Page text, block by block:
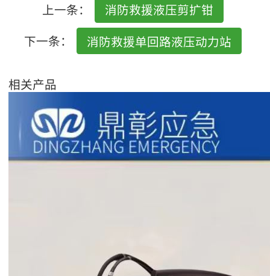
上一条：
消防救援液压剪扩钳
下一条：
消防救援单回路液压动力站
相关产品